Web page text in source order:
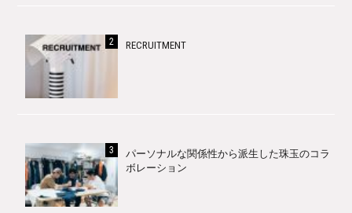
RECRUITMENT
パーソナルな関係性から派生した珠玉のコラ
ボレーション